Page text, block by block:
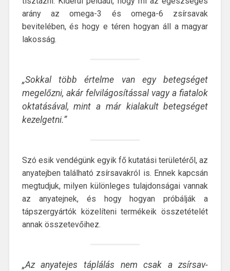
arány az omega-3 és omega-6 zsírsavak
bevitelében, és hogy e téren hogyan áll a magyar
lakosság.
„Sokkal több értelme van egy betegséget
megelőzni, akár felvilágosítással vagy a fiatalok
oktatásával, mint a már kialakult betegséget
kezelgetni.”
Szó esik vendégünk egyik fő kutatási területéről, az
anyatejben található zsírsavakról is. Ennek kapcsán
megtudjuk, milyen különleges tulajdonságai vannak
az anyatejnek, és hogy hogyan próbálják a
tápszergyártók közelíteni termékeik összetételét
annak összetevőihez.
„Az anyatejes táplálás nem csak a zsírsav-